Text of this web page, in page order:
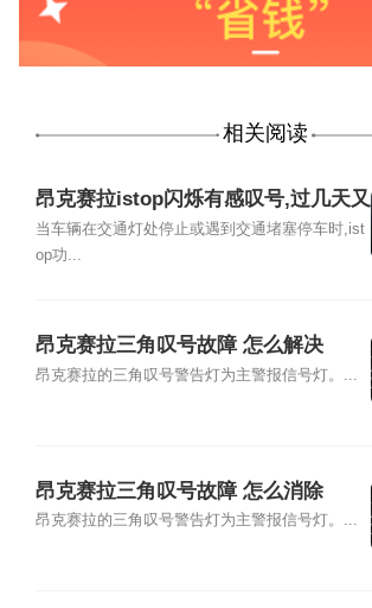
相关阅读
昂克赛拉istop闪烁有感叹号,过几天又
没了
当车辆在交通灯处停止或遇到交通堵塞停车时,ist
op功...
昂克赛拉三角叹号故障 怎么解决
昂克赛拉的三角叹号警告灯为主警报信号灯。...
昂克赛拉三角叹号故障 怎么消除
昂克赛拉的三角叹号警告灯为主警报信号灯。...